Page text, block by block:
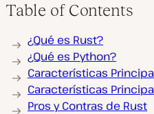
Table of Contents
¿Qué es Rust?
¿Qué es Python?
Características
Características
Pros y Contras de Rust